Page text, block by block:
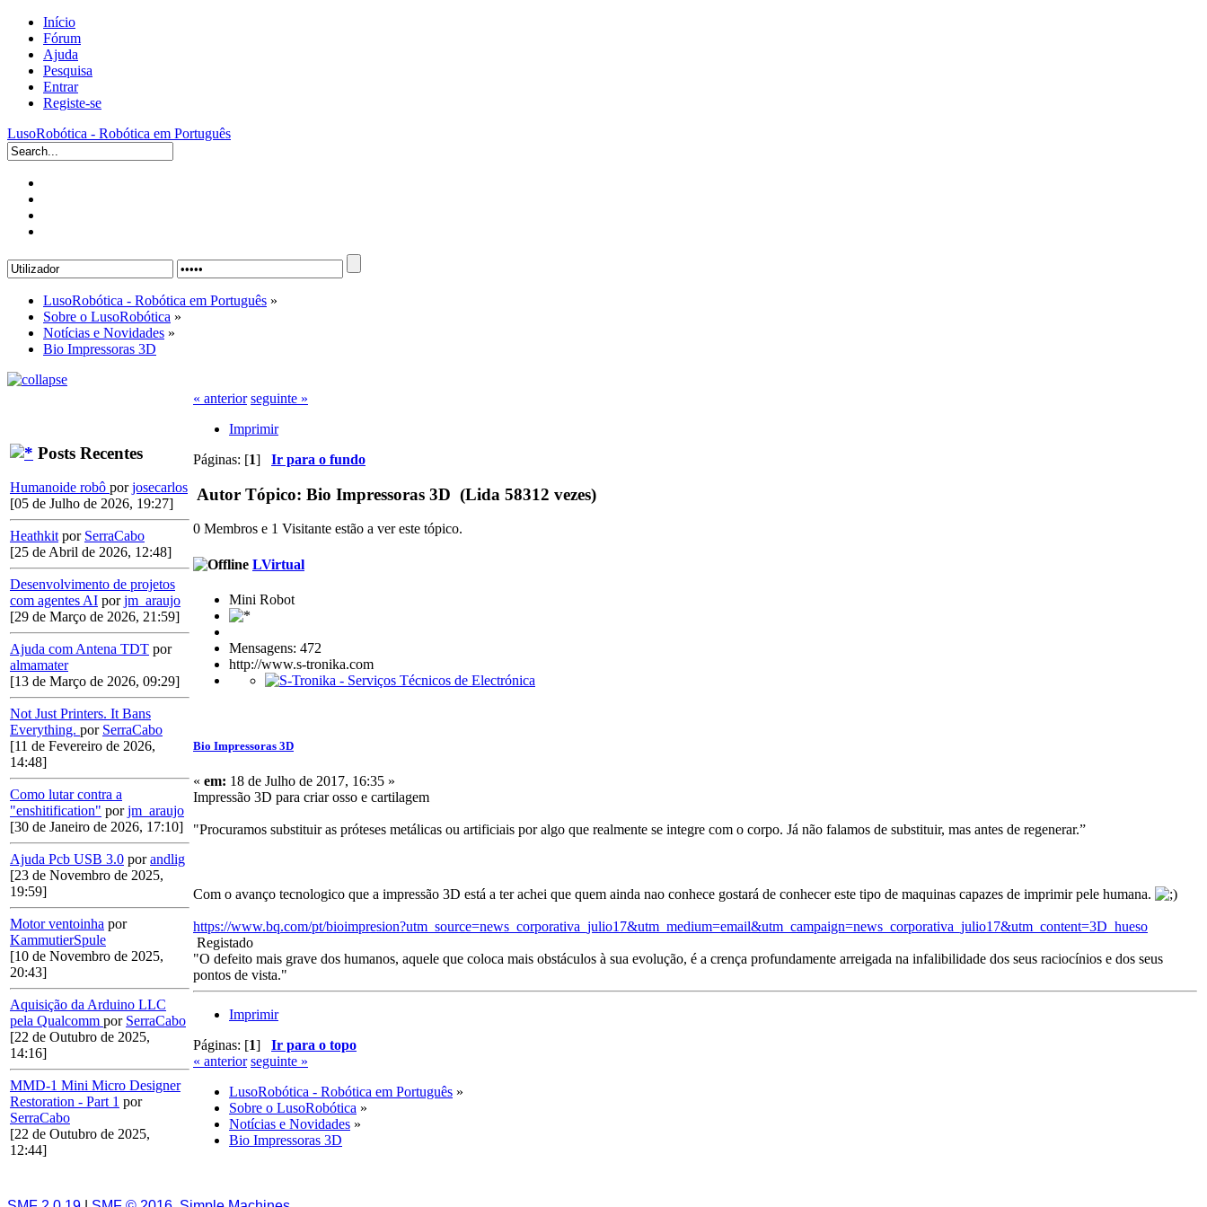
Início
Fórum
Ajuda
Pesquisa
Entrar
Registe-se
LusoRobótica - Robótica em Português
LusoRobótica - Robótica em Português »
Sobre o LusoRobótica »
Notícias e Novidades »
Bio Impressoras 3D
Posts Recentes
Humanoide robô porjosecarlos
[05 de Julho de 2026, 19:27]
Heathkit por SerraCabo
[25 de Abril de 2026, 12:48]
Desenvolvimento de projetos
com agentes AI porjm_araujo
[29 de Março de 2026, 21:59]
Ajuda com Antena TDT por
almamater
[13 de Março de 2026, 09:29]
Not Just Printers. It Bans
Everything. por SerraCabo
[11 de Fevereiro de 2026,
14:48]
Como lutar contra a
"enshitification" porjm_araujo
[30 de Janeiro de 2026, 17:10]
Ajuda Pcb USB 3.0 porandlig
[23 de Novembro de 2025,
19:59]
Motor ventoinha por
KammutierSpule
[10 de Novembro de 2025,
20:43]
Aquisição da Arduino LLC
pela Qualcomm por SerraCabo
[22 de Outubro de 2025,
14:16]
MMD-1 Mini Micro Designer
Restoration - Part 1 por
SerraCabo
[22 de Outubro de 2025,
12:44]
« anterior seguinte »
Imprimir
Páginas: [1] Ir para o fundo
Autor Tópico: Bio Impressoras 3D (Lida 58312 vezes)
0 Membros e 1 Visitante estão a ver este tópico.
LVirtual
Mini Robot
Mensagens: 472
http://www.s-tronika.com
Bio Impressoras 3D
« em: 18 de Julho de 2017, 16:35 »
Impressão 3D para criar osso e cartilagem
"Procuramos substituir as próteses metálicas ou artificiais por algo que realmente se integre com o corpo. Já não falamos de substituir, mas antes de regenerar.”
Com o avanço tecnologico que a impressão 3D está a ter achei que quem ainda nao conhece gostará de conhecer este tipo de maquinas capazes de imprimir pele humana.
https://www.bq.com/pt/bioimpresion?utm_source=news_corporativa_julio17&utm_medium=email&utm_campaign=news_corporativa_julio17&utm_content=3D_hueso
Registado
"O defeito mais grave dos humanos, aquele que coloca mais obstáculos à sua evolução, é a crença profundamente arreigada na infalibilidade dos seus raciocínios e dos seus
pontos de vista."
Imprimir
Páginas: [1] Ir para o topo
« anterior seguinte »
LusoRobótica - Robótica em Português »
Sobre o LusoRobótica »
Notícias e Novidades »
Bio Impressoras 3D